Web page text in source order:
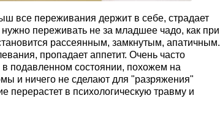
все переживания держит в себе, страдает
переживать не за младшее чадо, как при
рассеянным, замкнутым, апатичным.
пропадает аппетит. Очень часто
подавленном состоянии, похожем на
и ничего не сделают для "разряжения"
перерастет в психологическую травму и